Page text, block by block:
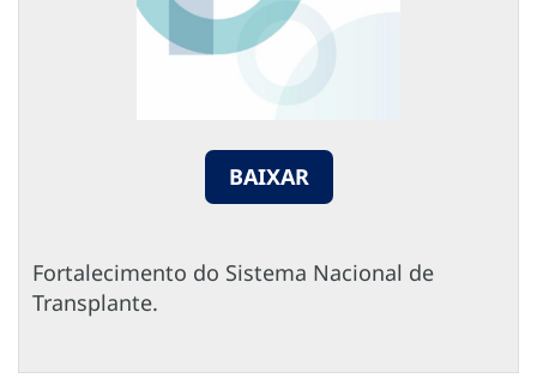
BAIXAR
Fortalecimento do Sistema Nacional de
Transplante.